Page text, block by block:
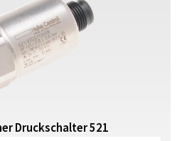
Druckschalter 521